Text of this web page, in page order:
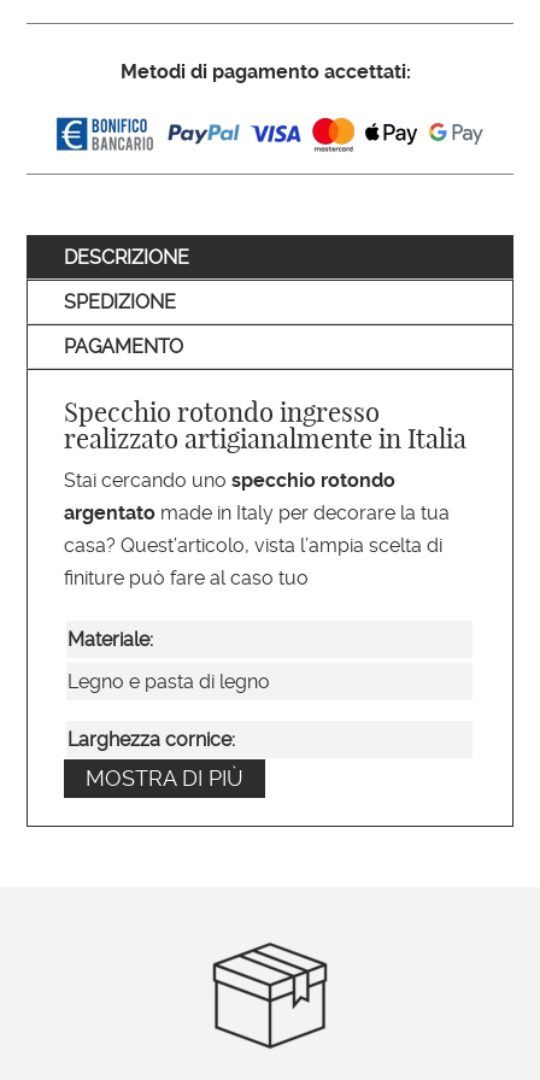
Metodi di pagamento accettati:
DESCRIZIONE
SPEDIZIONE
PAGAMENTO
Specchio rotondo ingresso
realizzato artigianalmente in Italia
Stai cercando unospecchio rotondo
argentato made in Italy per decorare la tua
casa? Quest’articolo, vista l’ampia scelta di
finiture può fare al caso tuo
Materiale:
Legno e pasta di legno
Larghezza cornice:
10,5
Verticale o orizzontale
Ordinabile su misura?
MOSTRA DI PIÙ